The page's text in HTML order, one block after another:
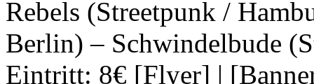
Rebels (Streetpunk /
Berlin) – Schwindelbude
Eintritt: 8€ [Flyer] |